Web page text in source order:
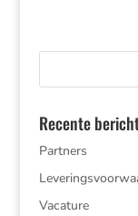
Recente
Partners
Vacature